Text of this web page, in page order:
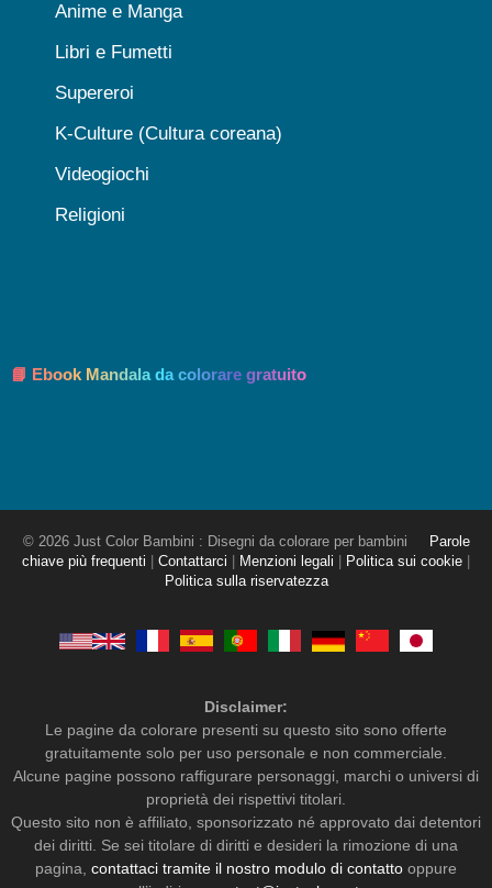
Anime e Manga
Libri e Fumetti
Supereroi
K-Culture (Cultura coreana)
Videogiochi
Religioni
📘 Ebook Mandala da colorare gratuito
© 2026 Just Color Bambini : Disegni da colorare per bambini
Parole
chiave più frequenti
Contattarci Menzioni legali Politica sui cookie
Politica sulla riservatezza
Disclaimer:
Le pagine da colorare presenti su questo sito sono offerte
gratuitamente solo per uso personale e non commerciale.
Alcune pagine possono raffigurare personaggi, marchi o universi di
proprietà dei rispettivi titolari.
Questo sito non è affiliato, sponsorizzato né approvato dai detentori
dei diritti. Se sei titolare di diritti e desideri la rimozione di una
pagina, contattaci tramite il nostro modulo di contatto oppure